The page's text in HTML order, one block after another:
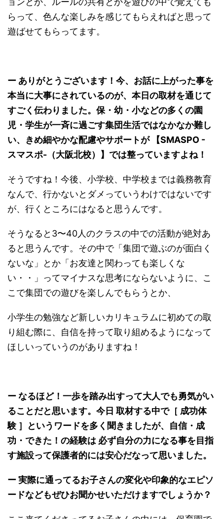
らって、色んな楽しみを感じてもらえればと思って
遊ばせてもらってます。
ー ありがとうございます！今、お話に上がった事を
本当に大事にされているのが、本日の取材を通じて
すごく伝わりました。保・幼・小などの多くの園
児・学生が一斉に過ごす集団生活ではなかなか難し
い、きめ細やかな配慮やサポートが 【SMASPO -
スマスポ-（大阪北校）】では整っていますよね！
そうですね！今後、小学校、中学校までは義務教育
なんで、行かないとダメっていうわけではないです
が、行くところにはなると思うんです。
そうなると3〜40人のクラスの中での活動が絶対あ
ると思うんです。その中で「集団で遊ぶのが面白く
ないな」とか「お友達と関わっても楽しくな
い・・」ってマイナスな思考にならないように、こ
こで集団での遊びを楽しんでもらうとか、
小学生の勉強など新しいカリキュラムに初めての取
り組む際に、自信を持って取り組めるようになって
ほしいっていうのがありますね！
ー なるほど！一歩を踏み出すって大人でも勇気がい
ることだと思います。今日 取材する中で［ 成功体
験 ］というワードを多く聞きましたが、自信・成
功・できた！の経験は 必ず自分の力になる事を目指
す施設って保護者的には安心だなって思いました。
ー 実際に通ってるお子さんの変化や印象的なエピソ
ードなどもぜひお聞かせいただけますでしょうか？